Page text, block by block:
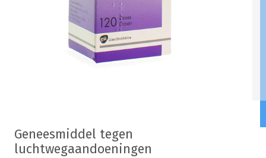
Geneesmiddel tegen
luchtwegaandoeningen